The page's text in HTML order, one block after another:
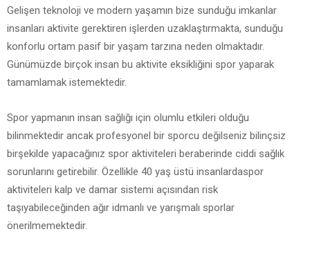
Gelişen teknoloji ve modern yaşamın bize sunduğu imkanlar
insanları aktivite gerektiren işlerden uzaklaştırmakta, sunduğu
konforlu ortam pasif bir yaşam tarzına neden olmaktadır.
Günümüzde birçok insan bu aktivite eksikliğini spor yaparak
tamamlamak istemektedir.
Spor yapmanın insan sağlığı için olumlu etkileri olduğu
bilinmektedir ancak profesyonel bir sporcu değilseniz bilinçsiz
birşekilde yapacağınız spor aktiviteleri beraberinde ciddi sağlık
sorunlarını getirebilir. Özellikle 40 yaş üstü insanlardaspor
aktiviteleri kalp ve damar sistemi açısından risk
taşıyabileceğinden ağır idmanlı ve yarışmalı sporlar
önerilmemektedir.